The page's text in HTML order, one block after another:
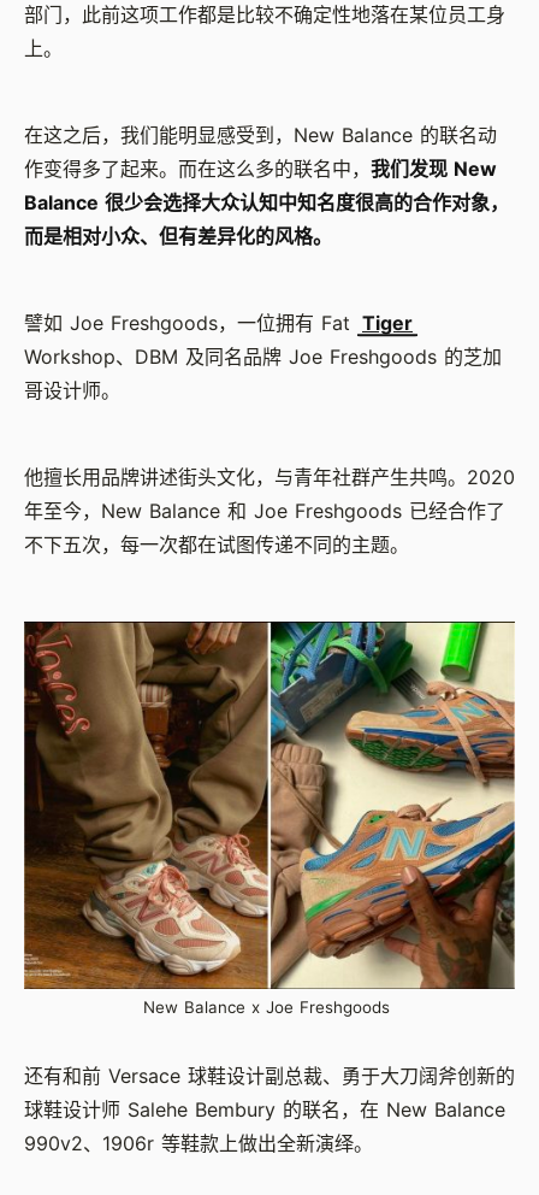
部门，此前这项工作都是比较不确定性地落在某位员工身
上。
在这之后，我们能明显感受到，New Balance 的联名动
作变得多了起来。而在这么多的联名中， 我们发现 New
Balance 很少会选择大众认知中知名度很高的合作对象，
而是相对小众、但有差异化的风格。
譬如 Joe Freshgoods，一位拥有 Fat Tiger
Workshop、DBM 及同名品牌 Joe Freshgoods 的芝加
哥设计师。
他擅长用品牌讲述街头文化，与青年社群产生共鸣。2020
年至今，New Balance 和 Joe Freshgoods 已经合作了
不下五次，每一次都在试图传递不同的主题。
New Balance x Joe Freshgoods
还有和前 Versace 球鞋设计副总裁、勇于大刀阔斧创新的
球鞋设计师 Salehe Bembury 的联名，在 New Balance
990v2、1906r 等鞋款上做出全新演绎。